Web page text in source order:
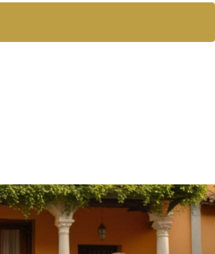
las cosas de manera
consejos sobre precios, marketing y